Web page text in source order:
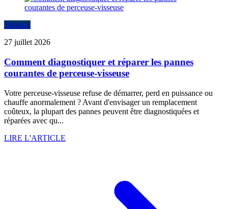
Travaux
27 juillet 2026
Comment diagnostiquer et réparer les pannes
courantes de perceuse-visseuse
Votre perceuse-visseuse refuse de démarrer, perd en puissance ou
chauffe anormalement ? Avant d'envisager un remplacement
coûteux, la plupart des pannes peuvent être diagnostiquées et
réparées avec qu...
LIRE L'ARTICLE